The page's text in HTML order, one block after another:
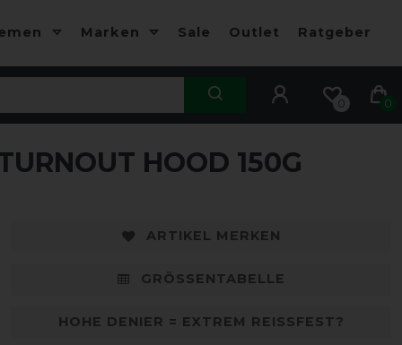
Marken Sale Outlet Ratgeber
0 0
HOOD 150G
ARTIKEL MERKEN
GRÖSSENTABELLE
HOHE DENIER = EXTREM REISSFEST?